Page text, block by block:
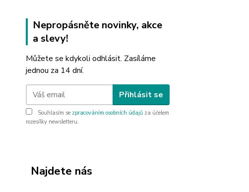
Nepropásněte novinky, akce
a slevy!
Můžete se kdykoli odhlásit. Zasíláme
jednou za 14 dní.
Přihlásit se
Souhlasím se zpracováním osobních údajů za účelem
rozesílky newsletteru.
Najdete nás